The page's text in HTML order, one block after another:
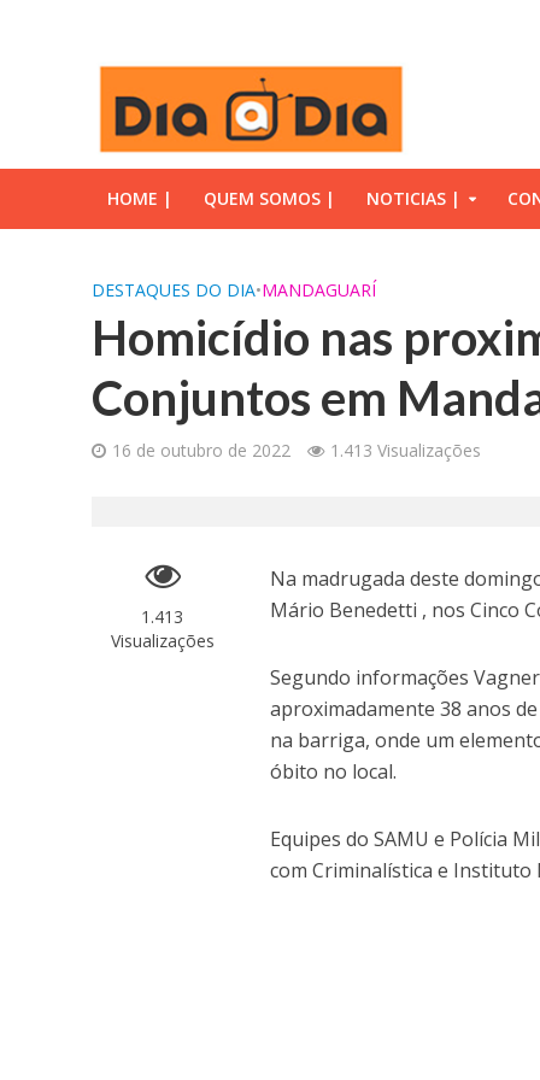
HOME | QUEM SOMOS | NOTICIAS |
DESTAQUES DO DIA•MANDAGUARÍ
Homicídio nas
Conjuntos em
16 de outubro de 2022 1.413 Visualizações
1.413
Visualizações
Na madrugada deste
Mário Benedetti , nos Cinco
Segundo informações
aproximadamente 38 anos
na barriga, onde um
óbito no local.
Equipes do SAMU e Polícia
com Criminalística e Instituto